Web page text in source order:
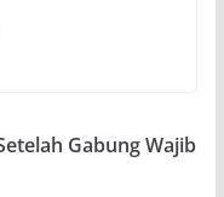
Gabung Wajib